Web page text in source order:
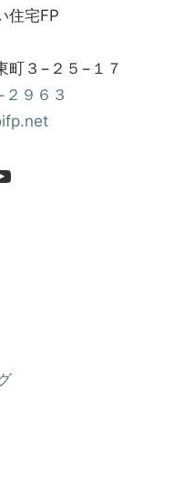
住宅FP
町３−２５−１７
９６３